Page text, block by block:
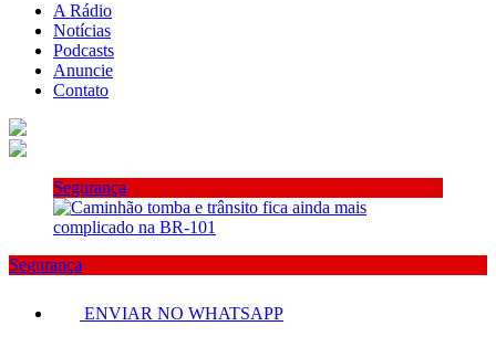
A Rádio
Notícias
Podcasts
Anuncie
Contato
Segurança
Segurança
ENVIAR NO WHATSAPP